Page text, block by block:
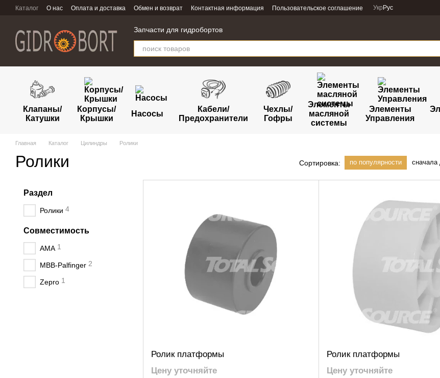
Перейти к основному контенту
Каталог О нас Оплата и доставка Обмен и возврат Контактная информация Пользовательское соглашение Укр Рус
Запчасти для гидробортов
Клапаны/
Катушки
Корпусы/
Крышки
Насосы
Кабели/
Предохранители
Чехлы/
Гофры
Элементы
масляной
системы
Элементы
Управления
Главная Каталог Цилиндры Ролики
Ролики Сортировка: по популярности
Ролик платформы
Цену уточняйте
Ролик платформы
Цену уточняйте
Раздел
Ролики 4
Совместимость
AMA 1
MBB-Palfinger 2
Zepro 1